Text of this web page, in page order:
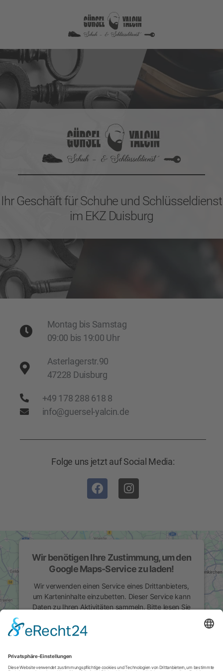
Ihr Geschäft für Schuhe und Schlüsseldienst
im EKZ Duisburg
Montag bis Samstag
09:00 bis 19:00 Uhr
Asterlagerstr.90
47228 Duisburg
+49 178 288 618 8
info@guersel-yalcin.de
Folge uns jetzt auf Social Media:
Wir benötigen Ihre Zustimmung, um den
Google Maps-Service zu laden!
Wir verwenden einen Service eines Drittanbieters,
um Karteninhalte einzubetten. Dieser Service kann
Daten zu Ihren Aktivitäten sammeln. Bitte lesen Sie
Service zu, um diese Karte anzuzeigen.